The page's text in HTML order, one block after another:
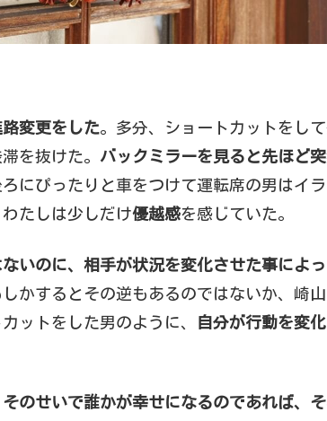
変更をした。多分、ショートカットをし
を抜けた。 バックミラーを見ると先ほど
にぴったりと車をつけて運転席の男はイ
たしは少しだけ優越感を感じていた。
いのに、相手が状況を変化させた事によ
かするとその逆もあるのではないか、崎山
ットをした男のように、
自分が行動を変
のせいで誰かが幸せになるのであれば、